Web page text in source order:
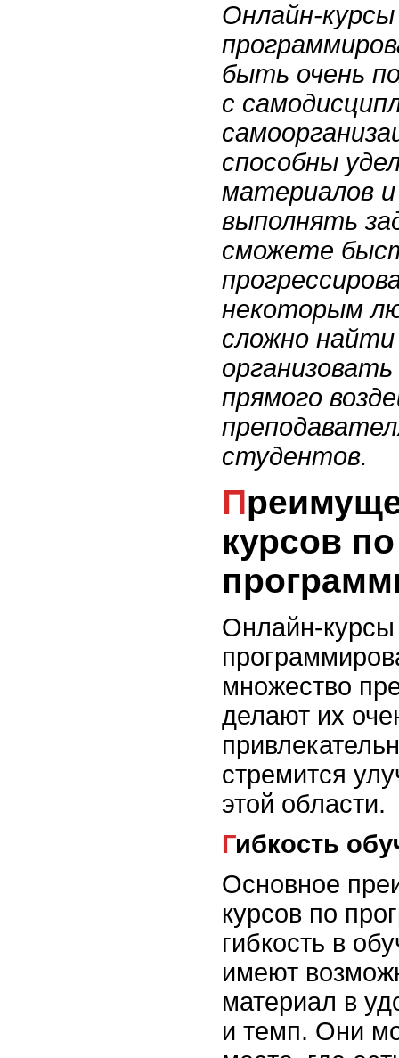
Онлайн-
быть очень
с
способны
материалов и
выполнять
сможете
некоторым
сложно
прямого
студентов.
Преимущества онлайн-
курсов по
Онлайн-
множество
делают их
стремится
этой области.
Гибкость
Основное
курсов по
гибкость в
имеют
материал в
и темп. Они